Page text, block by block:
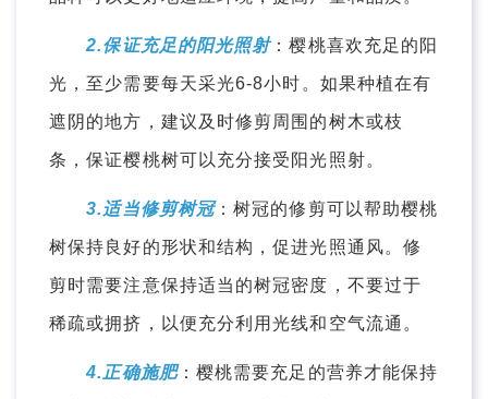
2.保证充足的阳光照射：樱桃喜欢充足的阳
光，至少需要每天采光6-8小时。如果种植在有
遮阴的地方，建议及时修剪周围的树木或枝
条，保证樱桃树可以充分接受阳光照射。
3.适当修剪树冠：树冠的修剪可以帮助樱桃
树保持良好的形状和结构，促进光照通风。修
剪时需要注意保持适当的树冠密度，不要过于
稀疏或拥挤，以便充分利用光线和空气流通。
4.正确施肥：樱桃需要充足的营养才能保持